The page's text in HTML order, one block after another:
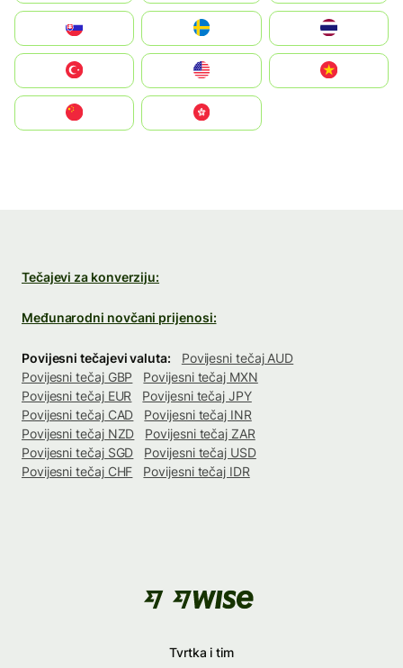
United States
中國香港特別行政區
Tečajevi za konverziju:
Međunarodni novčani prijenosi:
Povijesni tečajevi valuta:
Povijesni tečaj AUD
Povijesni tečaj GBP
Povijesni tečaj MXN
Povijesni tečaj EUR
Povijesni tečaj JPY
Povijesni tečaj CAD
Povijesni tečaj INR
Povijesni tečaj NZD
Povijesni tečaj ZAR
Povijesni tečaj SGD
Povijesni tečaj USD
Povijesni tečaj CHF
Povijesni tečaj IDR
Tvrtka i tim